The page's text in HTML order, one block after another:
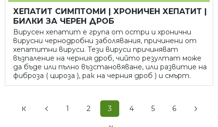
ХЕПАТИТ СИМПТОМИ | ХРОНИЧЕН ХЕПАТИТ |
БИЛКИ ЗА ЧЕРЕН ДРОБ
Вирусен хепатит е група от остри и хронични
вирусни чернодробни заболявания, причинени от
хепатитни вируси. Тези вируси причиняват
възпаление на черния дроб, чийто резултат може
да бъде или пълно възстановяване, или развитие на
фиброза ( цироза ), рак на черния дроб ) и смърт.
1 2 3 4 5 6